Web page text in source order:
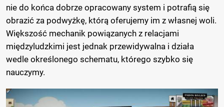
nie do końca dobrze opracowany system i potrafią się
obrazić za podwyżkę, którą oferujemy im z własnej woli.
Większość mechanik powiązanych z relacjami
międzyludzkimi jest jednak przewidywalna i działa
wedle określonego schematu, którego szybko się
nauczymy.